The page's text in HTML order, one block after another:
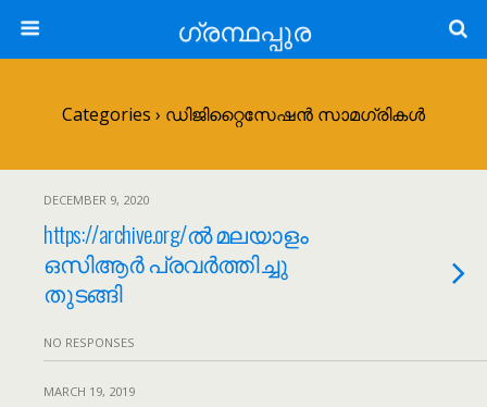
ഗ്രന്ഥപ്പുര
Categories › ഡിജിറ്റൈസേഷൻ സാമഗ്രികൾ
DECEMBER 9, 2020
https://archive.org/ൽ മലയാളം
ഒസിആർ പ്രവർത്തിച്ചു
തുടങ്ങി
NO RESPONSES
MARCH 19, 2019